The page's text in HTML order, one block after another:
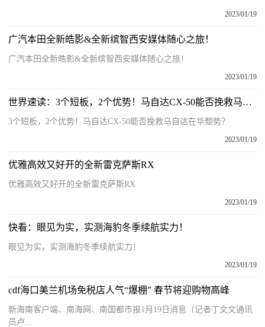
2023/01/19
广汽本田全新皓影&全新缤智西安媒体随心之旅！
广汽本田全新皓影&全新缤智西安媒体随心之旅！
2023/01/19
世界速读：3个短板，2个优势！马自达CX-50能否挽救马自达在华颓势？
3个短板，2个优势！马自达CX-50能否挽救马自达在华颓势？
2023/01/19
优雅高效又好开的全新雷克萨斯RX
优雅高效又好开的全新雷克萨斯RX
2023/01/19
快看：眼见为实，实测海豹冬季续航实力！
眼见为实，实测海豹冬季续航实力！
2023/01/19
cdf海口美兰机场免税店人气“爆棚” 春节将迎购物高峰
新海南客户端、南海网、南国都市报1月19日消息（记者丁文文通讯
员卢...